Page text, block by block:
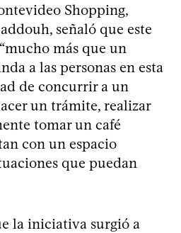
Shopping,
señaló que este
más que un
a las personas en esta
de concurrir a un
un trámite, realizar
tomar un café
con un espacio
que puedan
la iniciativa surgió a